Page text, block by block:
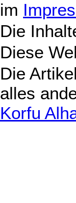
im
Die
Diese
Die
alles
Korfu